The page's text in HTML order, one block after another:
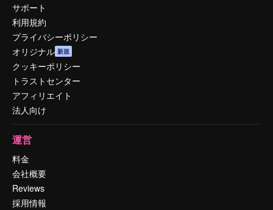
サポート
利用規約
プライバシーポリシー
オリジナル 新規
クッキーポリシー
トラストセンター
アフィリエイト
法人向け
運営
料金
会社概要
Reviews
採用情報